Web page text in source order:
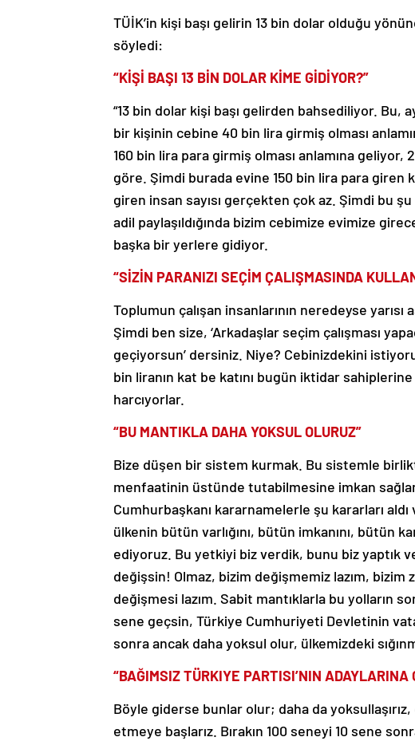
TÜİK’in kişi başı gelirin 13 bin dolar olduğu
söyledi:
“KİŞİ BAŞI 13 BİN DOLAR KİME GİDİYOR?”
“13 bin dolar kişi başı gelirden bahsediliyor. Bu,
bir kişinin cebine 40 bin lira girmiş olması
160 bin lira para girmiş olması anlamına geliyor,
göre. Şimdi burada evine 150 bin lira para giren
giren insan sayısı gerçekten çok az. Şimdi bu
adil paylaşıldığında bizim cebimize evimize
başka bir yerlere gidiyor.
“SİZİN PARANIZI SEÇİM ÇALIŞMASINDA
Toplumun çalışan insanlarının neredeyse
Şimdi ben size, ‘Arkadaşlar seçim çalışması
geçiyorsun’ dersiniz. Niye? Cebinizdekini
bin liranın kat be katını bugün iktidar
harcıyorlar.
“BU MANTIKLA DAHA YOKSUL OLURUZ”
Bize düşen bir sistem kurmak. Bu sistemle
menfaatinin üstünde tutabilmesine imkan
Cumhurbaşkanı kararnamelerle şu kararları
ülkenin bütün varlığını, bütün imkanını, bütün
ediyoruz. Bu yetkiyi biz verdik, bunu biz yaptık
değişsin! Olmaz, bizim değişmemiz lazım, bizim
değişmesi lazım. Sabit mantıklarla bu yolların
sene geçsin, Türkiye Cumhuriyeti Devletinin
sonra ancak daha yoksul olur, ülkemizdeki
“BAĞIMSIZ TÜRKIYE PARTISI’NIN ADAYLARINA
Böyle giderse bunlar olur; daha da
etmeye başlarız. Bırakın 100 seneyi 10 sene